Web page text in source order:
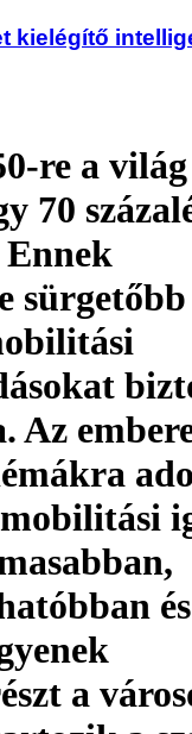
kielégítő
re a világ
70
Az
és
a